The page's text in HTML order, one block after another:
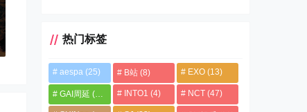
热门标签
aespa (25) B站(8) EXO(13)
GAI周延 (21) INTO1 (4) NCT(47)